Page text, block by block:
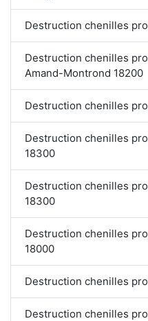
Destruction chenilles
Destruction chenilles
Amand-Montrond 18200
Destruction chenilles
Destruction chenilles
18300
Destruction chenilles
18300
Destruction chenilles
18000
Destruction chenilles
Destruction chenilles